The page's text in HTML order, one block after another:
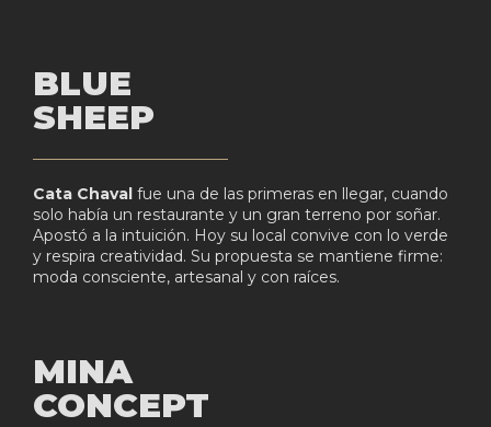
BLUE
SHEEP
Cata Chaval fue una de las primeras en llegar, cuando
solo había un restaurante y un gran terreno por soñar.
Apostó a la intuición. Hoy su local convive con lo verde
y respira creatividad. Su propuesta se mantiene firme:
moda consciente, artesanal y con raíces.
MINA
CONCEPT